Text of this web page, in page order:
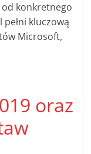
konkretnego
kluczową
Microsoft,
oraz